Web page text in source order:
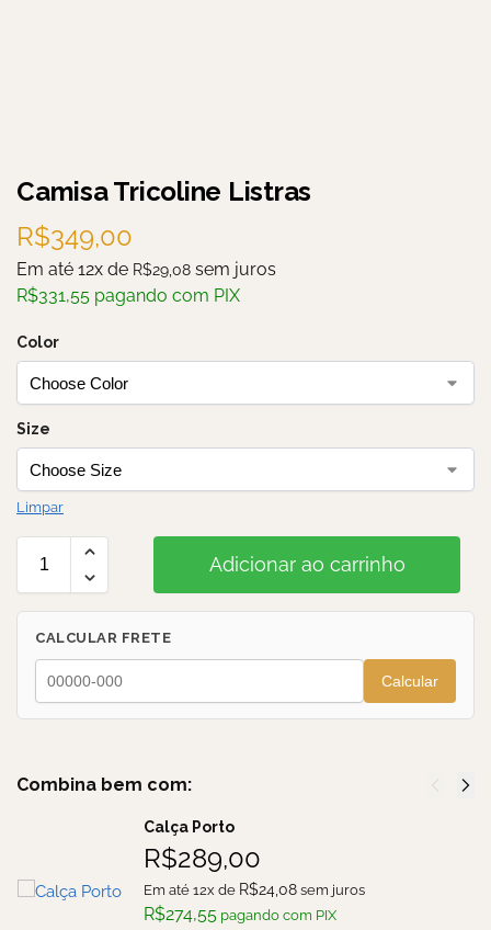
Camisa Tricoline Listras
R$349,00
Em até 12x de R$29,08 sem juros
R$331,55 pagando com PIX
Color
Size
Limpar
Adicionar ao carrinho
CALCULAR FRETE
Calcular
Combina bem com:
Calça Porto
R$289,00
Em até 12x de R$24,08 sem juros
R$274,55 pagando com PIX